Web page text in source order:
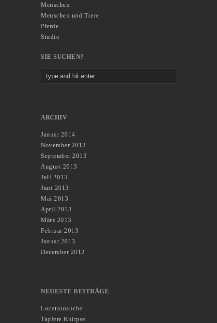
Menschen
Menschen und Tiere
Pferde
Studio
SIE SUCHEN?
ARCHIV
Januar 2014
November 2013
September 2013
August 2013
Juli 2013
Juni 2013
Mai 2013
April 2013
März 2013
Februar 2013
Januar 2013
Dezember 2012
NEUESTE BEITRÄGE
Locationsuche
Tapfere Knirpse